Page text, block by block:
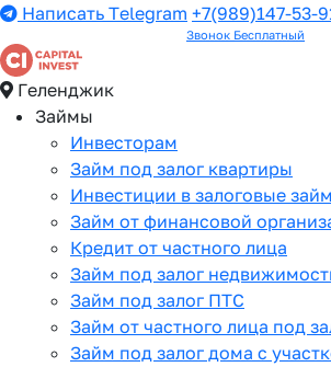
Написать Telegram +7(989)147-53-
Звонок Бесплатный
Геленджик
Займы
Инвесторам
Займ под залог квартиры
Инвестиции в залоговые
Займ от финансовой
Кредит от частного лица
Займ под залог
Займ под залог ПТС
Займ от частного лица под
Займ под залог дома с